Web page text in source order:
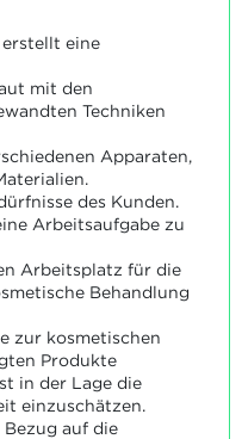
eine
mit den
Techniken
Apparaten,
des Kunden.
Arbeitsaufgabe zu
Arbeitsplatz für die
Behandlung
zur kosmetischen
Produkte
in der Lage die
einzuschätzen.
auf die